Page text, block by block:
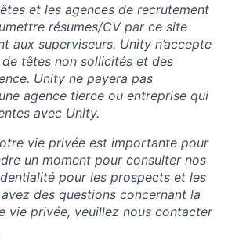
et les agences de recrutement
résumes/CV par ce site
aux superviseurs. Unity n’accepte
têtes non sollicités et des
Unity ne payera pas
agence tierce ou entreprise qui
avec Unity.
vie privée est importante pour
un moment pour consulter nos
pour les prospects et les
des questions concernant la
vie privée, veuillez nous contacter